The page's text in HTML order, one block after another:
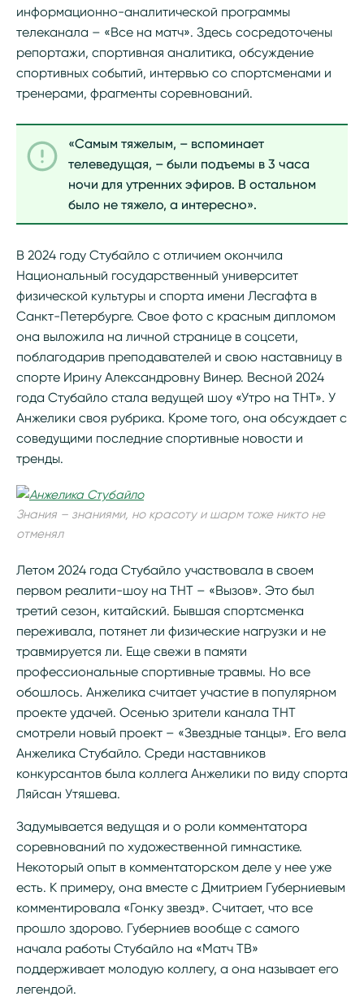
информационно-аналитической программы
телеканала – «Все на матч». Здесь сосредоточены
репортажи, спортивная аналитика, обсуждение
спортивных событий, интервью со спортсменами и
тренерами, фрагменты соревнований.
«Самым тяжелым, – вспоминает
телеведущая, – были подъемы в 3 часа
ночи для утренних эфиров. В остальном
было не тяжело, а интересно».
В 2024 году Стубайло с отличием окончила
Национальный государственный университет
физической культуры и спорта имени Лесгафта в
Санкт-Петербурге. Свое фото с красным дипломом
она выложила на личной странице в соцсети,
поблагодарив преподавателей и свою наставницу в
спорте Ирину Александровну Винер. Весной 2024
года Стубайло стала ведущей шоу «Утро на ТНТ». У
Анжелики своя рубрика. Кроме того, она обсуждает с
соведущими последние спортивные новости и
тренды.
Знания – знаниями, но красоту и шарм тоже никто не
отменял
Летом 2024 года Стубайло участвовала в своем
первом реалити-шоу на ТНТ – «Вызов». Это был
третий сезон, китайский. Бывшая спортсменка
переживала, потянет ли физические нагрузки и не
травмируется ли. Еще свежи в памяти
профессиональные спортивные травмы. Но все
обошлось. Анжелика считает участие в популярном
проекте удачей. Осенью зрители канала ТНТ
смотрели новый проект – «Звездные танцы». Его вела
Анжелика Стубайло. Среди наставников
конкурсантов была коллега Анжелики по виду спорта
Ляйсан Утяшева.
Задумывается ведущая и о роли комментатора
соревнований по художественной гимнастике.
Некоторый опыт в комментаторском деле у нее уже
есть. К примеру, она вместе с Дмитрием Губерниевым
комментировала «Гонку звезд». Считает, что все
прошло здорово. Губерниев вообще с самого
начала работы Стубайло на «Матч ТВ»
поддерживает молодую коллегу, а она называет его
легендой.